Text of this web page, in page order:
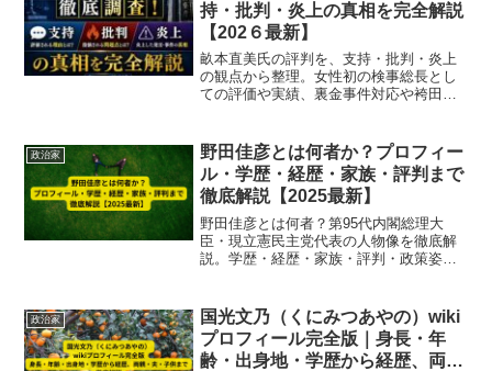
持・批判・炎上の真相を完全解説
【202６最新】
畝本直美氏の評判を、支持・批判・炎上
の観点から整理。女性初の検事総長とし
ての評価や実績、裏金事件対応や袴田事
政治家
野田佳彦とは何者か？プロフィー
ル・学歴・経歴・家族・評判まで
徹底解説【2025最新】
野田佳彦とは何者？第95代内閣総理大
臣・現立憲民主党代表の人物像を徹底解
説。学歴・経歴・家族・評判・政策姿勢
政治家
国光文乃（くにみつあやの）wiki
プロフィール完全版｜身長・年
齢・出身地・学歴から経歴、両